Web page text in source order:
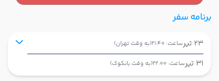
برنامه سفر
23 تیر ساعت: 21:40 (به وقت تهران)
31 تیر ساعت: 22:00 (به وقت بانکوک)